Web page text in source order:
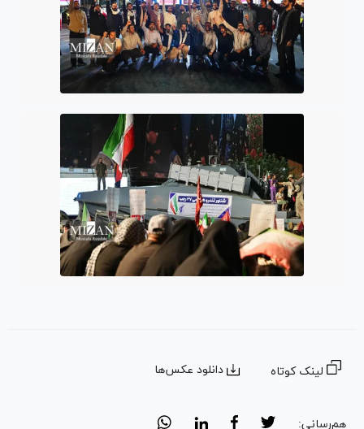
لینک کوتاه دانلود عکس‌ها
هم‌رسانی: